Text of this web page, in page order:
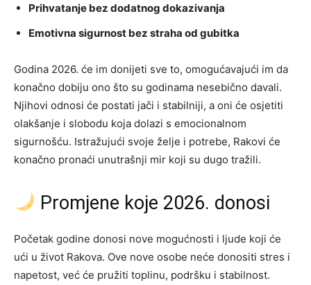
Prihvatanje bez dodatnog dokazivanja
Emotivna sigurnost bez straha od gubitka
Godina 2026. će im donijeti sve to, omogućavajući im da
konačno dobiju ono što su godinama nesebično davali.
Njihovi odnosi će postati jači i stabilniji, a oni će osjetiti
olakšanje i slobodu koja dolazi s emocionalnom
sigurnošću. Istražujući svoje želje i potrebe, Rakovi će
konačno pronaći unutrašnji mir koji su dugo tražili.
Promjene koje 2026. donosi
Početak godine donosi nove mogućnosti i ljude koji će
ući u život Rakova. Ove nove osobe neće donositi stres i
napetost, već će pružiti toplinu, podršku i stabilnost.